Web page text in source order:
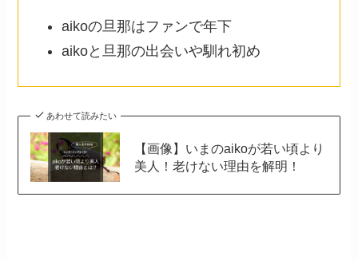
aikoの旦那はファンで年下
aikoと旦那の出会いや馴れ初め
あわせて読みたい
【画像】いまのaikoが若い頃より
美人！老けない理由を解明！